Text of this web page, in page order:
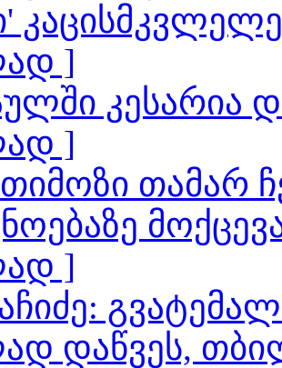
]
კესარია
]
თამარ
]
დაწვეს,